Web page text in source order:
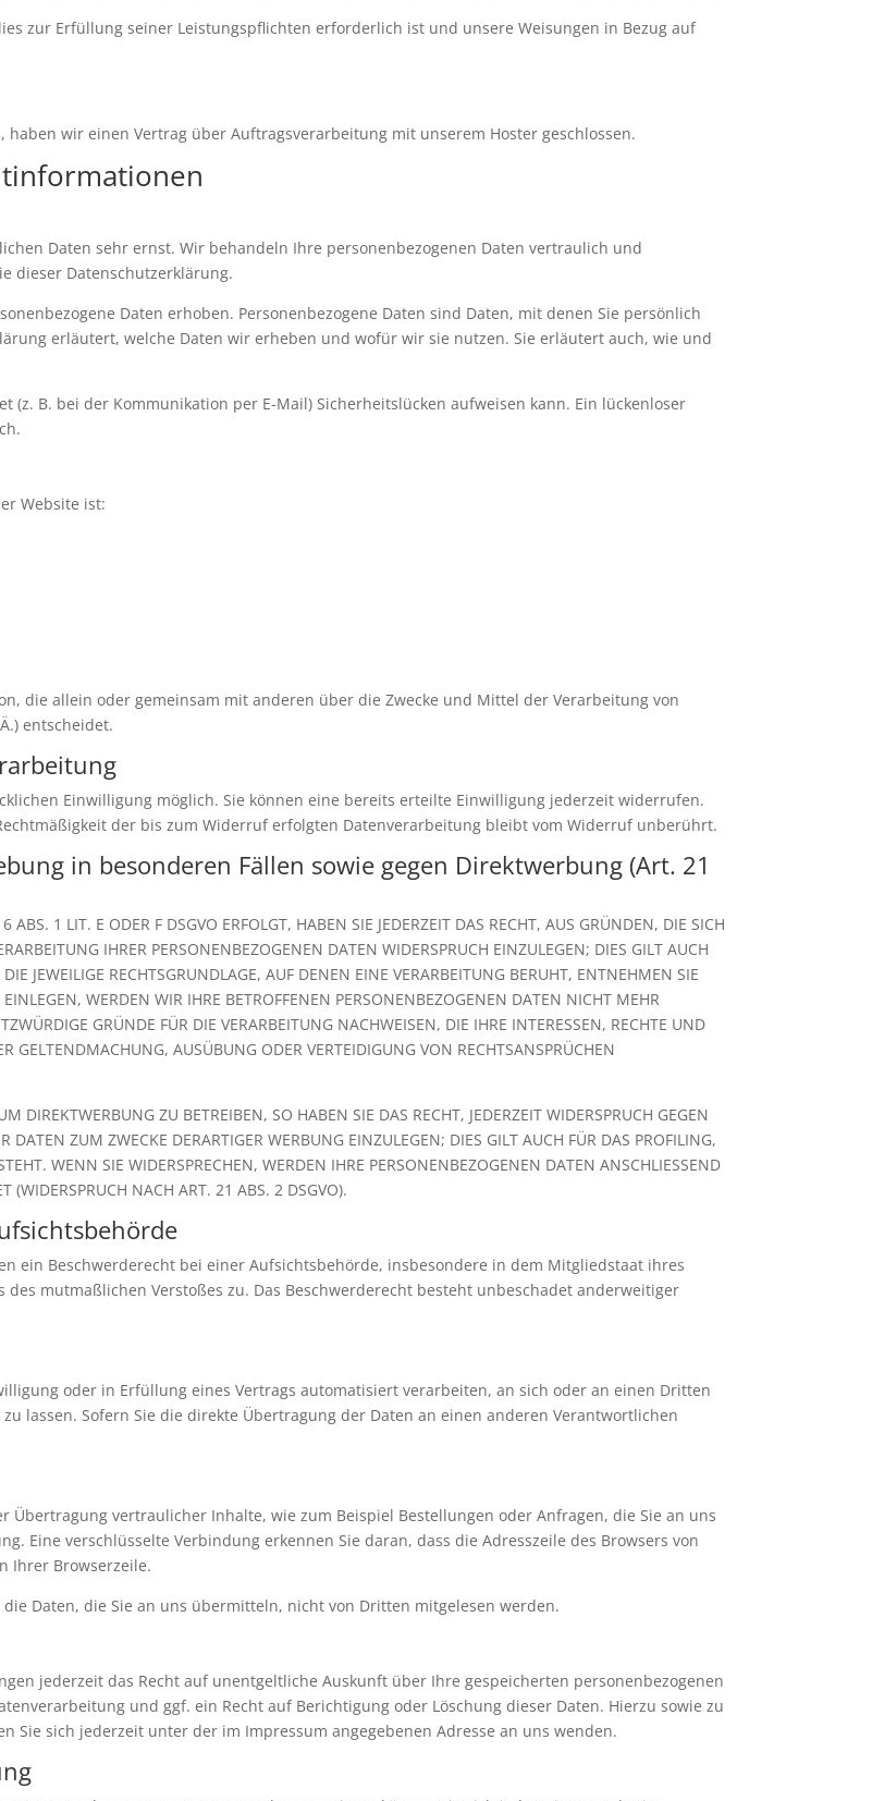
zur Erfüllung seiner Leistungspflichten erforderlich ist und unsere Weisungen in Bezug auf
wir einen Vertrag über Auftragsverarbeitung mit unserem Hoster geschlossen.
Daten sehr ernst. Wir behandeln Ihre personenbezogenen Daten vertraulich und
dieser Datenschutzerklärung.
Daten erhoben. Personenbezogene Daten sind Daten, mit denen Sie persönlich
erläutert, welche Daten wir erheben und wofür wir sie nutzen. Sie erläutert auch, wie und
B. bei der Kommunikation per E-Mail) Sicherheitslücken aufweisen kann. Ein lückenloser
Website ist:
die allein oder gemeinsam mit anderen über die Zwecke und Mittel der Verarbeitung von
entscheidet.
Einwilligung möglich. Sie können eine bereits erteilte Einwilligung jederzeit widerrufen.
der bis zum Widerruf erfolgten Datenverarbeitung bleibt vom Widerruf unberührt.
in besonderen Fällen sowie gegen Direktwerbung (Art. 21
1 LIT. E ODER F DSGVO ERFOLGT, HABEN SIE JEDERZEIT DAS RECHT, AUS GRÜNDEN, DIE SICH
IHRER PERSONENBEZOGENEN DATEN WIDERSPRUCH EINZULEGEN; DIES GILT AUCH
JEWEILIGE RECHTSGRUNDLAGE, AUF DENEN EINE VERARBEITUNG BERUHT, ENTNEHMEN SIE
WERDEN WIR IHRE BETROFFENEN PERSONENBEZOGENEN DATEN NICHT MEHR
GRÜNDE FÜR DIE VERARBEITUNG NACHWEISEN, DIE IHRE INTERESSEN, RECHTE UND
GELTENDMACHUNG, AUSÜBUNG ODER VERTEIDIGUNG VON RECHTSANSPRÜCHEN
DIREKTWERBUNG ZU BETREIBEN, SO HABEN SIE DAS RECHT, JEDERZEIT WIDERSPRUCH GEGEN
DATEN ZUM ZWECKE DERARTIGER WERBUNG EINZULEGEN; DIES GILT AUCH FÜR DAS PROFILING,
WENN SIE WIDERSPRECHEN, WERDEN IHRE PERSONENBEZOGENEN DATEN ANSCHLIESSEND
(WIDERSPRUCH NACH ART. 21 ABS. 2 DSGVO).
ein Beschwerderecht bei einer Aufsichtsbehörde, insbesondere in dem Mitgliedstaat ihres
mutmaßlichen Verstoßes zu. Das Beschwerderecht besteht unbeschadet anderweitiger
oder in Erfüllung eines Vertrags automatisiert verarbeiten, an sich oder an einen Dritten
lassen. Sofern Sie die direkte Übertragung der Daten an einen anderen Verantwortlichen
Übertragung vertraulicher Inhalte, wie zum Beispiel Bestellungen oder Anfragen, die Sie an uns
Eine verschlüsselte Verbindung erkennen Sie daran, dass die Adresszeile des Browsers von
Ihrer Browserzeile.
Daten, die Sie an uns übermitteln, nicht von Dritten mitgelesen werden.
jederzeit das Recht auf unentgeltliche Auskunft über Ihre gespeicherten personenbezogenen
und ggf. ein Recht auf Berichtigung oder Löschung dieser Daten. Hierzu sowie zu
Sie sich jederzeit unter der im Impressum angegebenen Adresse an uns wenden.